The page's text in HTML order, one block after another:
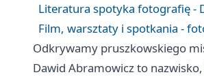
Literatura spotyka fotografię -
Film, warsztaty i spotkania -
Odkrywamy pruszkowskiego
Dawid Abramowicz to